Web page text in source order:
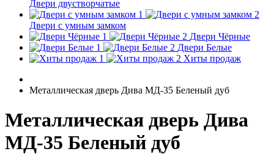
Двери двустворчатые
Двери с умным замком
Двери Чёрные
Двери Белые
Хиты продаж
Металлическая дверь Дива МД-35 Беленый дуб
Металлическая дверь Дива
МД-35 Беленый дуб